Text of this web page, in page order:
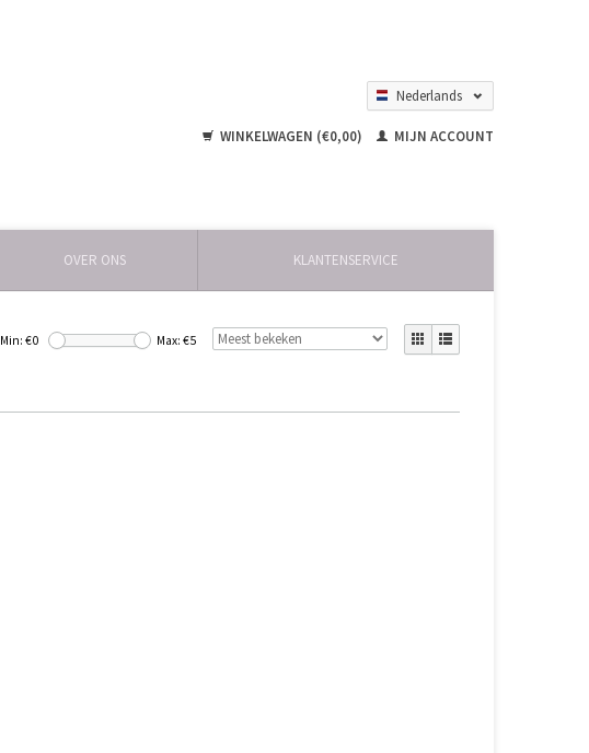
Nederlands
WINKELWAGEN (€0,00)
MIJN ACCOUNT
OVER ONS KLANTENSERVICE
Min: €0 Max: €5